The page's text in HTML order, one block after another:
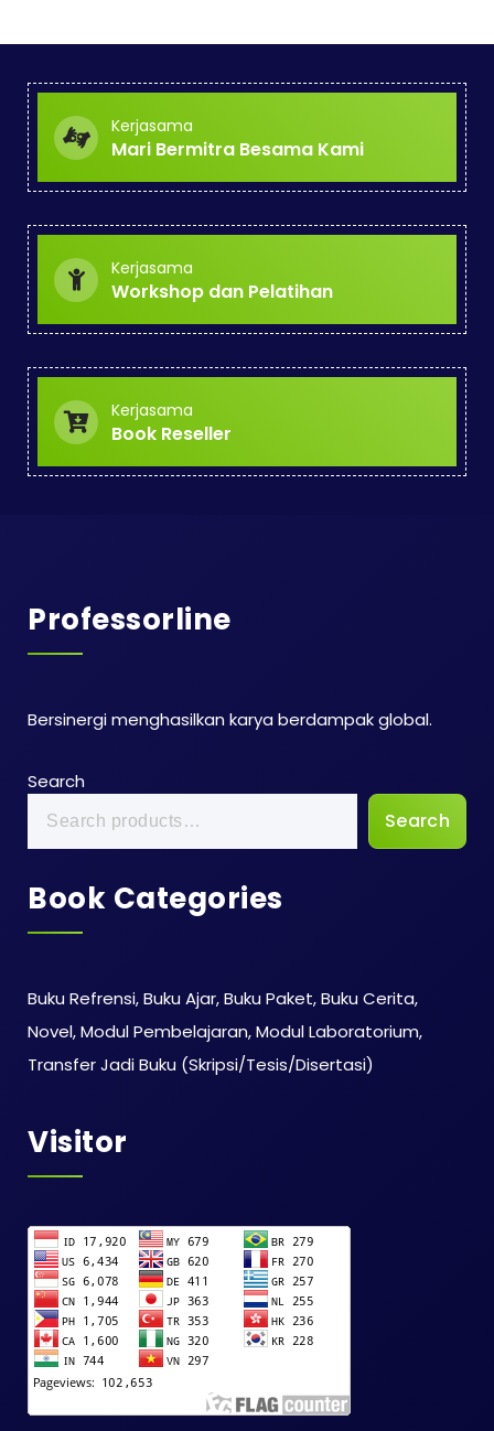
Kerjasama
Mari Bermitra Besama Kami
Kerjasama
Workshop dan Pelatihan
Kerjasama
Book Reseller
Professorline
Bersinergi menghasilkan karya berdampak global.
Search
Search
Book Categories
Buku Refrensi, Buku Ajar, Buku Paket, Buku Cerita,
Novel, Modul Pembelajaran, Modul Laboratorium,
Transfer Jadi Buku (Skripsi/Tesis/Disertasi)
Visitor